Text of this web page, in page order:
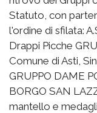
Statuto, con
l'ordine di sfilata:
Drappi Picche
Comune di Asti,
GRUPPO DAME
BORGO SAN
mantello e